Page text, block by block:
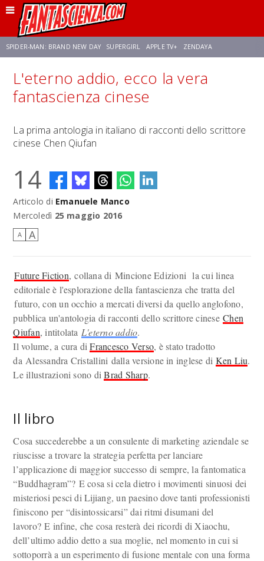
SPIDER-MAN: BRAND NEW DAY SUPERGIRL APPLE TV+ ZENDAYA
FRANCO RICCIARDIELLO AVENGERS: DOOMSDAY STAR TREK NETFLIX
L'eterno addio, ecco la vera
fantascienza cinese
La prima antologia in italiano di racconti dello scrittore
cinese Chen Qiufan
14
Articolo di Emanuele Manco
Mercoledì 25 maggio 2016
A A
Future Fiction, collana di Mincione Edizioni la cui linea
editoriale è l'esplorazione della fantascienza che tratta del
futuro, con un occhio a mercati diversi da quello anglofono,
pubblica un'antologia di racconti dello scrittore cineseChen
Qiufan, intitolata L'eterno addio.
Il volume, a cura diFrancesco Verso, è stato tradotto
da Alessandra Cristallini dalla versione in inglese di Ken Liu.
Le illustrazioni sono diBrad Sharp.
Il libro
Cosa succederebbe a un consulente di marketing aziendale se
riuscisse a trovare la strategia perfetta per lanciare
l’applicazione di maggior successo di sempre, la fantomatica
“Buddhagram”? E cosa si cela dietro i movimenti sinuosi dei
misteriosi pesci di Lijiang, un paesino dove tanti professionisti
finiscono per “disintossicarsi” dai ritmi disumani del
lavoro? E infine, che cosa resterà dei ricordi di Xiaochu,
dell’ultimo addio detto a sua moglie, nel momento in cui si
sottoporrà a un esperimento di fusione mentale con una forma